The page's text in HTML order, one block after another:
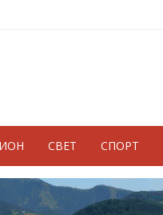
СВЕТ СПОРТ